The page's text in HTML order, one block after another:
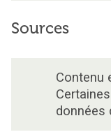
Sources
Contenu
données